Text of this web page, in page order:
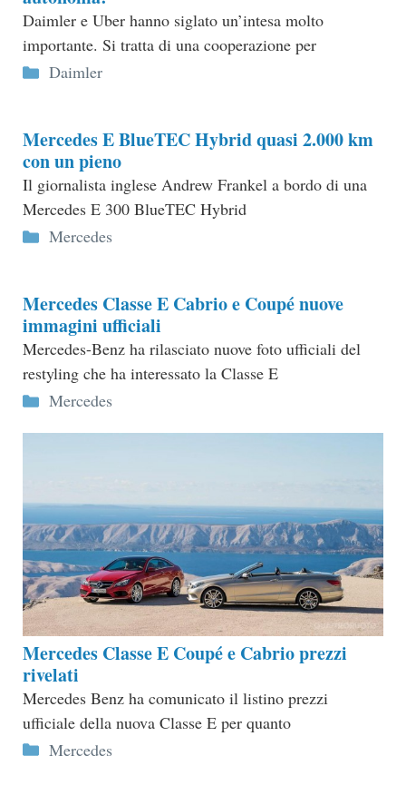
Daimler e Uber hanno siglato un’intesa molto
importante. Si tratta di una cooperazione per
Categorie
Daimler
Mercedes E BlueTEC Hybrid quasi 2.000 km
con un pieno
Il giornalista inglese Andrew Frankel a bordo di una
Mercedes E 300 BlueTEC Hybrid
Categorie
Mercedes
Mercedes Classe E Cabrio e Coupé nuove
immagini ufficiali
Mercedes-Benz ha rilasciato nuove foto ufficiali del
restyling che ha interessato la Classe E
Categorie
Mercedes
Mercedes Classe E Coupé e Cabrio prezzi
rivelati
Mercedes Benz ha comunicato il listino prezzi
ufficiale della nuova Classe E per quanto
Categorie
Mercedes